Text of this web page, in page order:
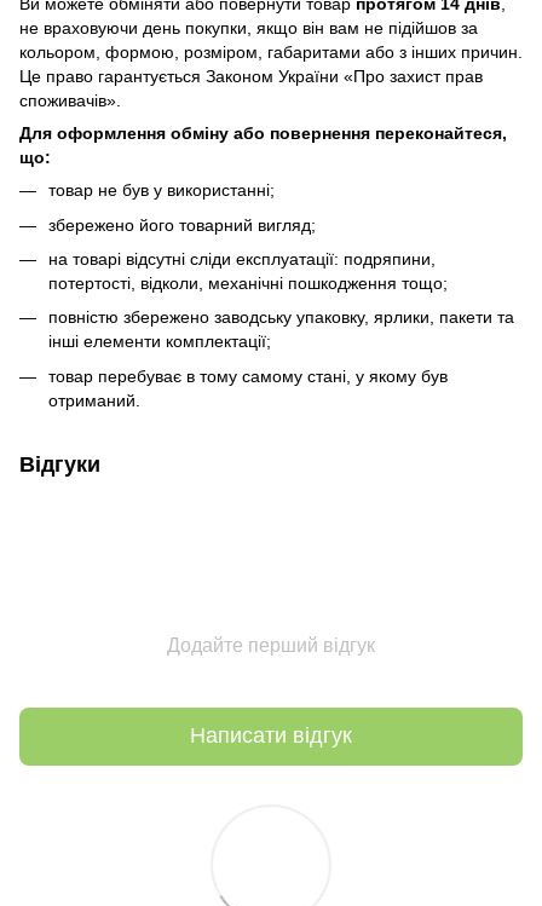
Ви можете обміняти або повернути товар протягом 14 днів,
не враховуючи день покупки, якщо він вам не підійшов за
кольором, формою, розміром, габаритами або з інших причин.
Це право гарантується Законом України «Про захист прав
споживачів».
Для оформлення обміну або повернення переконайтеся,
що:
товар не був у використанні;
збережено його товарний вигляд;
на товарі відсутні сліди експлуатації: подряпини,
потертості, відколи, механічні пошкодження тощо;
повністю збережено заводську упаковку, ярлики, пакети та
інші елементи комплектації;
товар перебуває в тому самому стані, у якому був
отриманий.
Відгуки
Додайте перший відгук
Написати відгук